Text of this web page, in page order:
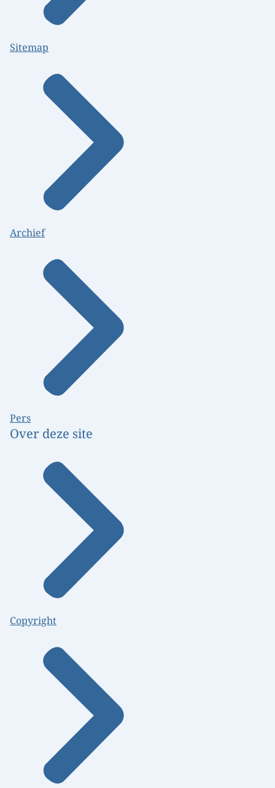
Sitemap
Archief
Pers
Over deze site
Copyright